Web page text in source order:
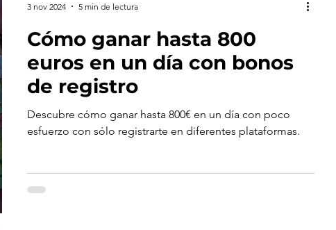
Cómo ganar hasta 800
euros en un día con bonos
de registro
Descubre cómo ganar hasta 800€ en un día con poco
esfuerzo con sólo registrarte en diferentes plataformas.
3 nov 2024 5 min de lectura